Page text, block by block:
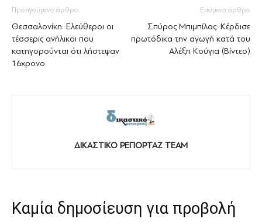
Προηγούμενο άρθρο
Θεσσαλονίκη: Ελεύθεροι οι
τέσσερις ανήλικοι που
κατηγορούνται ότι λήστεψαν
16χρονο
Επόμενο άρθρο
Σπύρος Μπιμπίλας: Κέρδισε
πρωτόδικα την αγωγή κατά του
Αλέξη Κούγια (Βίντεο)
ΔΙΚΑΣΤΙΚΟ ΡΕΠΟΡΤΑΖ TEAM
Καμία δημοσίευση για προβολή